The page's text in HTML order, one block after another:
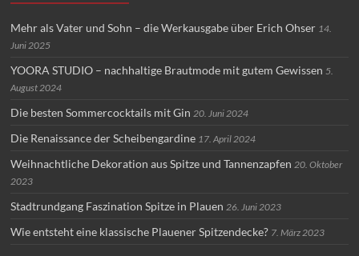
Mehr als Vater und Sohn – die Werkausgabe über Erich Ohser 14.
Juni 2025
YOORA STUDIO – nachhaltige Brautmode mit gutem Gewissen 5.
August 2024
Die besten Sommercocktails mit Gin 20. Juni 2024
Die Renaissance der Scheibengardine 17. April 2024
Weihnachtliche Dekoration aus Spitze und Tannenzapfen 20. Oktober
2023
Stadtrundgang Faszination Spitze in Plauen 26. Juni 2023
Wie entsteht eine klassische Plauener Spitzendecke? 7. März 2023